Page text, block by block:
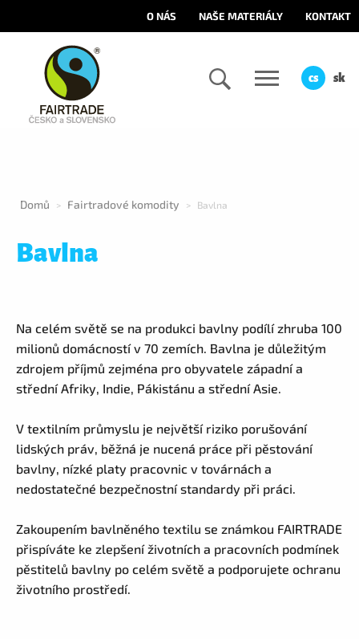
O NÁS NAŠE MATERIÁLY KONTAKT
cs sk
Domů > Fairtradové komodity > Bavlna
Bavlna
Na celém světě se na produkci bavlny podílí zhruba 100
milionů domácností v 70 zemích. Bavlna je důležitým
zdrojem příjmů zejména pro obyvatele západní a
střední Afriky, Indie, Pákistánu a střední Asie.
V textilním průmyslu je největší riziko porušování
lidských práv, běžná je nucená práce při pěstování
bavlny, nízké platy pracovnic v továrnách a
nedostatečné bezpečnostní standardy při práci.
Zakoupením bavlněného textilu se známkou FAIRTRADE
přispíváte ke zlepšení životních a pracovních podmínek
pěstitelů bavlny po celém světě a podporujete ochranu
životního prostředí.